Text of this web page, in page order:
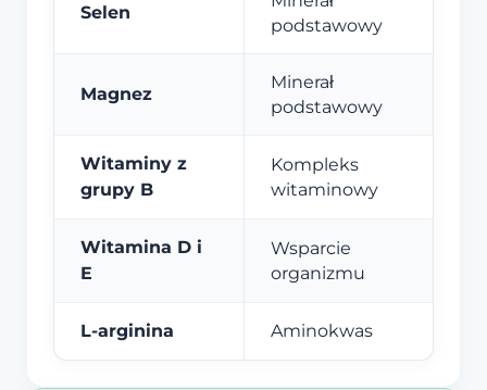
Selen
podstawowy
Magnez
Minerał
podstawowy
Witaminy z
grupy B
Kompleks
witaminowy
Witamina D i
E
Wsparcie
organizmu
L-arginina Aminokwas